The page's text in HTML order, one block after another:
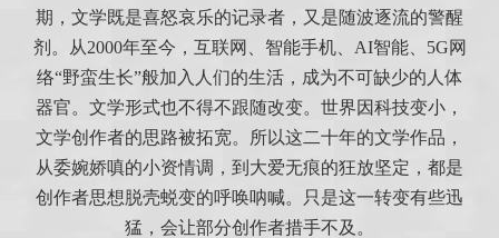
期，文学既是喜怒哀乐的记录者，又是随波逐流的警醒
剂。从2000年至今，互联网、智能手机、AI智能、5G网
络“野蛮生长”般加入人们的生活，成为不可缺少的人体
器官。文学形式也不得不跟随改变。世界因科技变小，
文学创作者的思路被拓宽。所以这二十年的文学作品，
从委婉娇嗔的小资情调，到大爱无痕的狂放坚定，都是
创作者思想脱壳蜕变的呼唤呐喊。只是这一转变有些迅
猛，会让部分创作者措手不及。